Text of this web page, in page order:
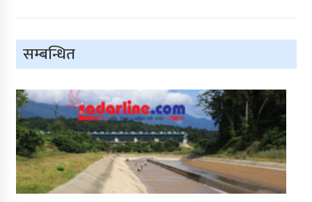
सम्बन्धित